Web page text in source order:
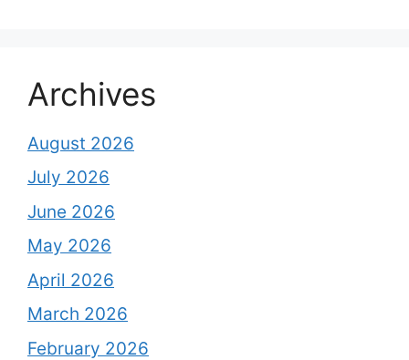
Archives
August 2026
July 2026
June 2026
May 2026
April 2026
March 2026
February 2026